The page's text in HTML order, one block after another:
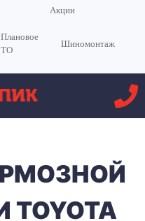
Акции
Плановое
ТО
Шиномонтаж